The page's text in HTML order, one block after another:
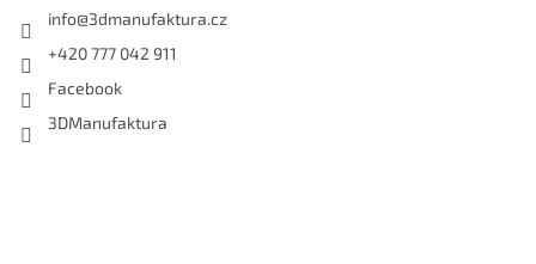
info@3dmanufaktura.cz
+420 777 042 911
Facebook
3DManufaktura